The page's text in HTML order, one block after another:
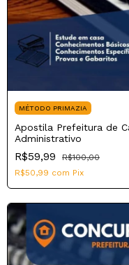
MÉTODO PRIMAZIA
Apostila Prefeitura de
Administrativo
R$59,99
R$100,00
R$50,99 com Pix